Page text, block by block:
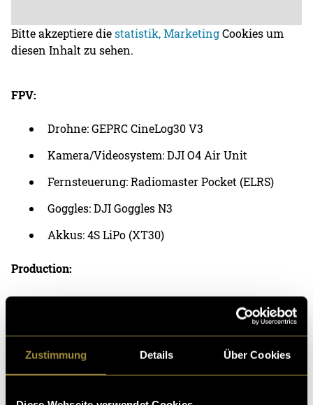
Zustimmung Details Über Cookies
Bitte akzeptiere diestatistik, MarketingCookies um
diesen Inhalt zu sehen.
FPV:
Drohne: GEPRC CineLog30 V3
Kamera/Videosystem: DJI O4 Air Unit
Fernsteuerung: Radiomaster Pocket (ELRS)
Goggles: DJI Goggles N3
Akkus: 4S LiPo (XT30)
Production:
Kamera: Sony a6700
Schnitt: Adobe Premiere Pro / Davinci Resolve